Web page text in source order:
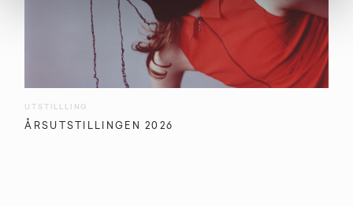
UTSTILLLING
ÅRSUTSTILLINGEN 2026